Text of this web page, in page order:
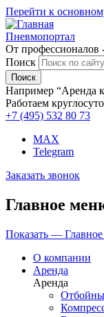
Перейти к
Пневмопортал
От профессионалов
Поиск
Например “Аренда
Работаем
+7 (495) 532 80 73
MAX
Telegram
Заказать звонок
Главное
Показать —
О компании
Аренда
Аренда